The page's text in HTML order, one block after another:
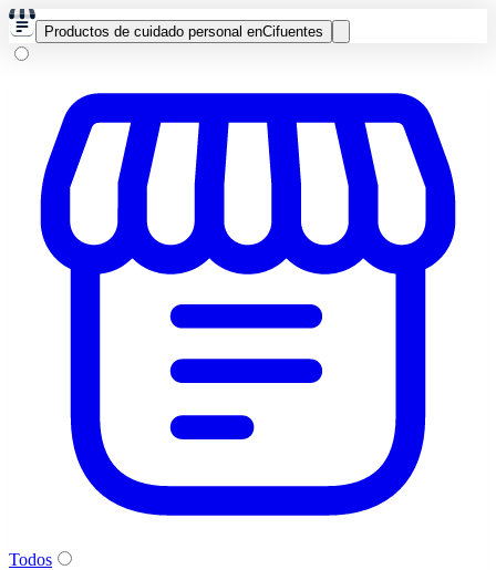
Productos de cuidado personal enCifuentes
Todos